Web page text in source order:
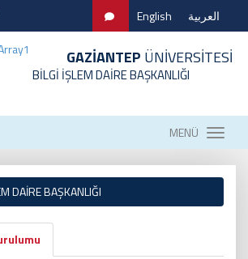
English العربية
GAZİANTEP ÜNİVERSİTESİ
BİLGİ İŞLEM DAİRE BAŞKANLIĞI
MENÜ
DAİRE BAŞKANLIĞI